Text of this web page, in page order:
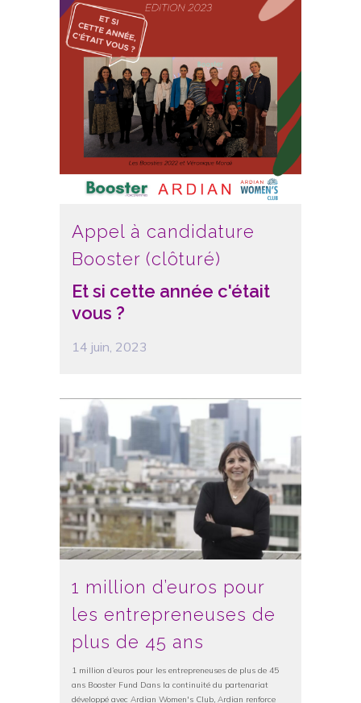
Appel à candidature
Booster (clôturé)
Et si cette année c'était
vous ?
14 juin, 2023
1 million d’euros pour
les entrepreneuses de
plus de 45 ans
1 million d’euros pour les entrepreneuses de plus de 45
ans Booster Fund Dans la continuité du partenariat
développé avec Ardian Women's Club, Ardian renforce